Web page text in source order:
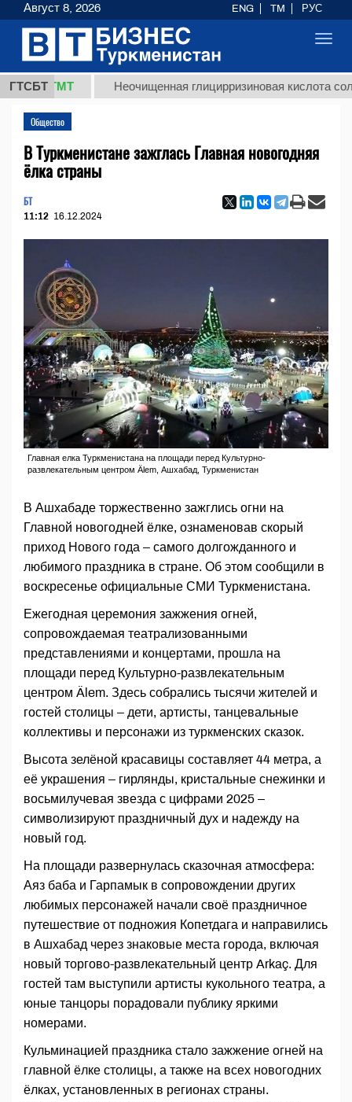
ГТСБТ
ТМТ Неочищенная глицирризиновая кислота
Общество
В Туркменистане зажглась Главная новогодняя
ёлка страны
БТ
11:12 16.12.2024
Главная елка Туркменистана на площади перед Культурно-
развлекательным центром Älem, Ашхабад, Туркменистан
В Ашхабаде торжественно зажглись огни на
Главной новогодней ёлке, ознаменовав скорый
приход Нового года – самого долгожданного и
любимого праздника в стране. Об этом сообщили в
воскресенье официальные СМИ Туркменистана.
Ежегодная церемония зажжения огней,
сопровождаемая театрализованными
представлениями и концертами, прошла на
площади перед Культурно-развлекательным
центром Älem. Здесь собрались тысячи жителей и
гостей столицы – дети, артисты, танцевальные
коллективы и персонажи из туркменских сказок.
Высота зелёной красавицы составляет 44 метра, а
её украшения – гирлянды, кристальные снежинки и
восьмилучевая звезда с цифрами 2025 –
символизируют праздничный дух и надежду на
новый год.
На площади развернулась сказочная атмосфера:
Аяз баба и Гарпамык в сопровождении других
любимых персонажей начали своё праздничное
путешествие от подножия Копетдага и направились
в Ашхабад через знаковые места города, включая
новый торгово-развлекательный центр Arkaç. Для
гостей там выступили артисты кукольного театра, а
юные танцоры порадовали публику яркими
номерами.
Кульминацией праздника стало зажжение огней на
главной ёлке столицы, а также на всех новогодних
ёлках, установленных в регионах страны.
Август 8, 2026 ENG TM РУС